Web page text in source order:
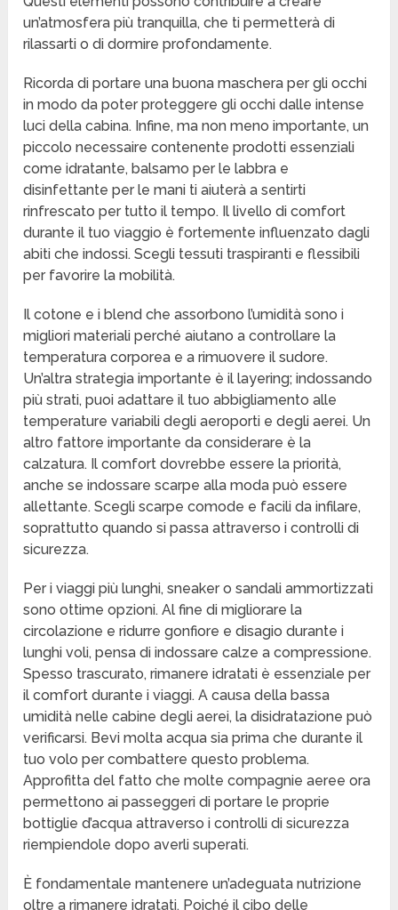
un’atmosfera più tranquilla, che ti permetterà di
rilassarti o di dormire profondamente.
Ricorda di portare una buona maschera per gli occhi
in modo da poter proteggere gli occhi dalle intense
luci della cabina. Infine, ma non meno importante, un
piccolo necessaire contenente prodotti essenziali
come idratante, balsamo per le labbra e
disinfettante per le mani ti aiuterà a sentirti
rinfrescato per tutto il tempo. Il livello di comfort
durante il tuo viaggio è fortemente influenzato dagli
abiti che indossi. Scegli tessuti traspiranti e flessibili
per favorire la mobilità.
Il cotone e i blend che assorbono l’umidità sono i
migliori materiali perché aiutano a controllare la
temperatura corporea e a rimuovere il sudore.
Un’altra strategia importante è il layering; indossando
più strati, puoi adattare il tuo abbigliamento alle
temperature variabili degli aeroporti e degli aerei. Un
altro fattore importante da considerare è la
calzatura. Il comfort dovrebbe essere la priorità,
anche se indossare scarpe alla moda può essere
allettante. Scegli scarpe comode e facili da infilare,
soprattutto quando si passa attraverso i controlli di
sicurezza.
Per i viaggi più lunghi, sneaker o sandali ammortizzati
sono ottime opzioni. Al fine di migliorare la
circolazione e ridurre gonfiore e disagio durante i
lunghi voli, pensa di indossare calze a compressione.
Spesso trascurato, rimanere idratati è essenziale per
il comfort durante i viaggi. A causa della bassa
umidità nelle cabine degli aerei, la disidratazione può
verificarsi. Bevi molta acqua sia prima che durante il
tuo volo per combattere questo problema.
Approfitta del fatto che molte compagnie aeree ora
permettono ai passeggeri di portare le proprie
bottiglie d’acqua attraverso i controlli di sicurezza
riempiendole dopo averli superati.
È fondamentale mantenere un’adeguata nutrizione
oltre a rimanere idratati. Poiché il cibo delle